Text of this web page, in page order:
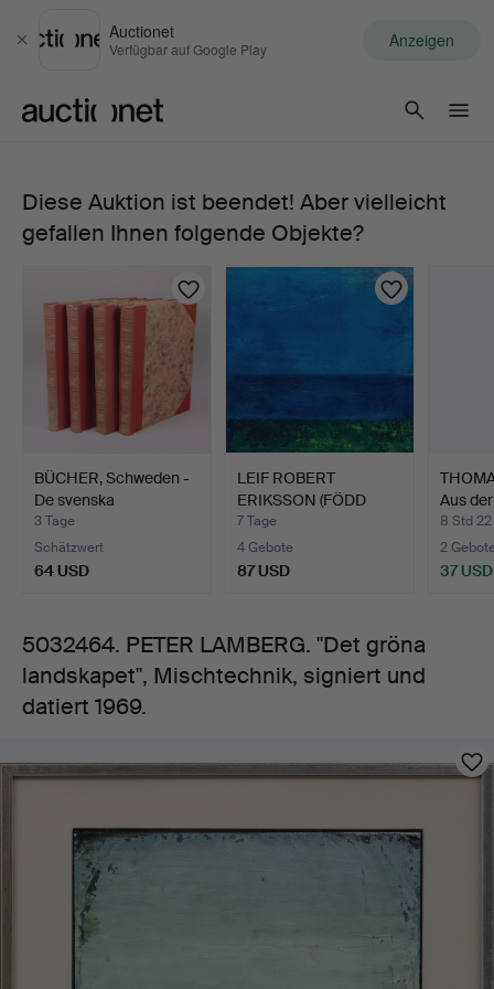
Schließen
Auctionet
Verfügbar auf Google Play Anzeigen
PETER
"Det
gröna
landskapet",
Mischtechnik,
signiert
und
datiert
1969.
Diese Auktion ist beendet! Aber vielleicht
gefallen Ihnen folgende Objekte?
BÜCHER, Schweden -
De svenska
landskapen, …
3 Tage
Schätzwert
64 USD
LEIF ROBERT
ERIKSSON (FÖDD
1939. "En bild …
7 Tage
4 Gebote
87 USD
Aus
"Land…
8 Std
2
37 USD
5032464. PETER LAMBERG. "Det gröna
landskapet", Mischtechnik, signiert und
datiert 1969.
Bilder